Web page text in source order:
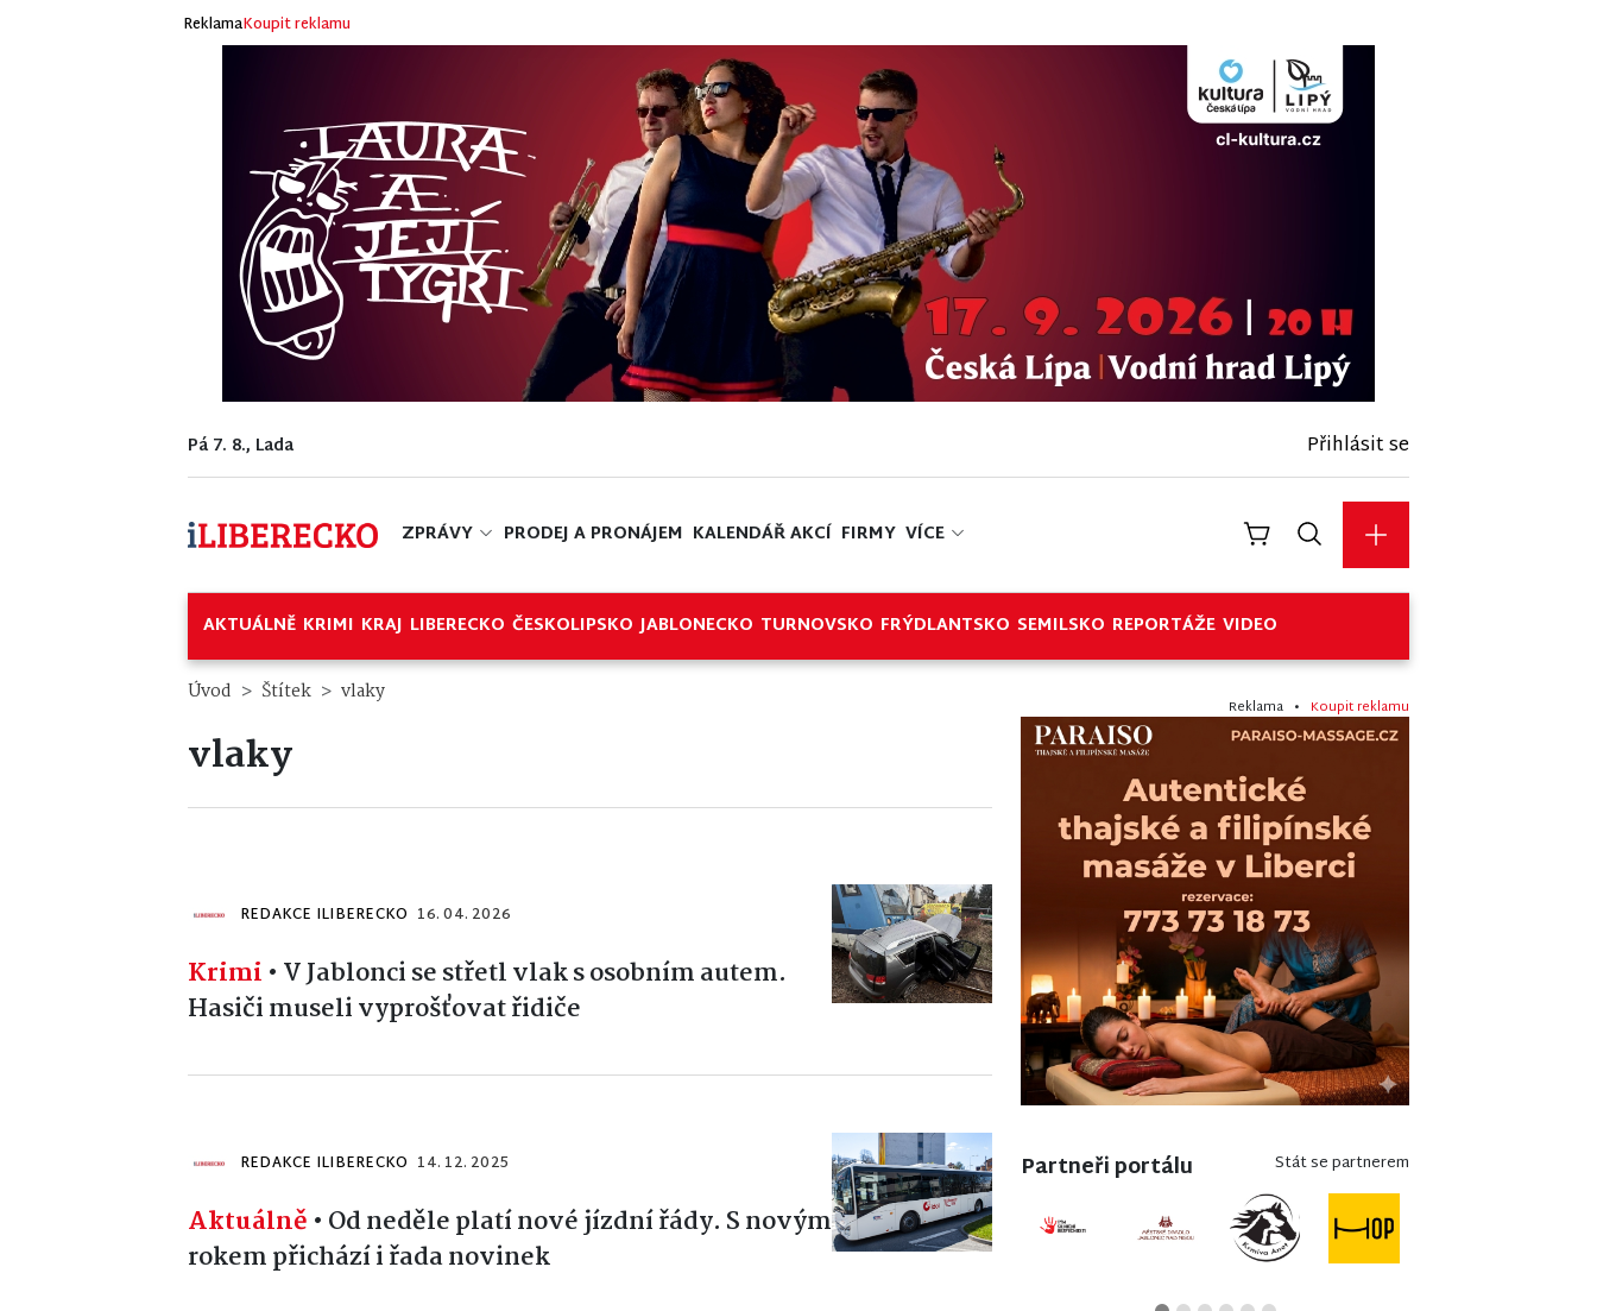
ReklamaKoupit reklamu
Pá 7. 8., Lada Přihlásit se
ZPRÁVY PRODEJ A PRONÁJEM KALENDÁŘ AKCÍ FIRMY VÍCE
AKTUÁLNĚ KRIMI KRAJ LIBERECKO ČESKOLIPSKO JABLONECKO TURNOVSKO FRÝDLANTSKO SEMILSKO REPORTÁŽE VIDEO
Úvod Štítek vlaky
vlaky
REDAKCE ILIBERECKO 16. 04. 2026
Krimi • V Jablonci se střetl vlak s osobním autem.
Hasiči museli vyprošťovat řidiče
REDAKCE ILIBERECKO 14. 12. 2025
Aktuálně • Od neděle platí nové jízdní řády. S novým
rokem přichází i řada novinek
Reklama • Koupit reklamu
Partneři portálu Stát se partnerem